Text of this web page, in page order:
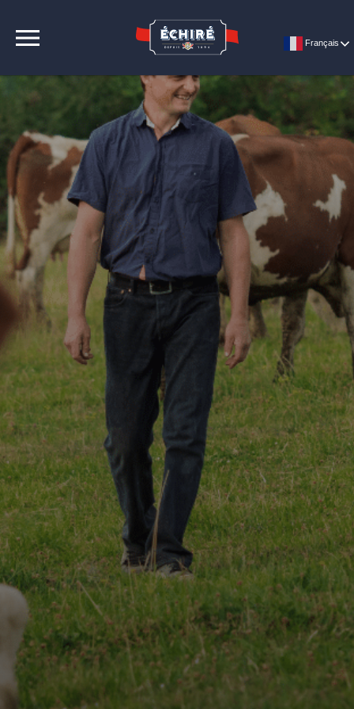
Français
CONTACT